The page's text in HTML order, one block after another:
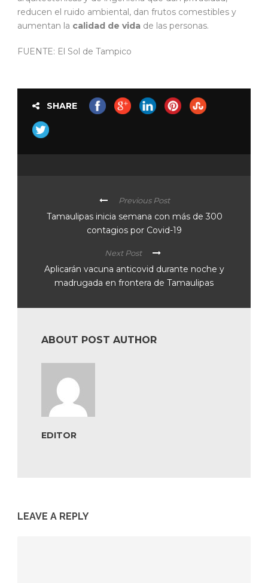
reducen el ruido ambiental, dan frutos comestibles y
aumentan la calidad de vida de las personas.
FUENTE: El Sol de Tampico
SHARE
Previous Post
Tamaulipas inicia semana con más de 300
contagios por Covid-19
Next Post
Aplicarán vacuna anticovid durante noche y
madrugada en frontera de Tamaulipas
ABOUT POST AUTHOR
EDITOR
LEAVE A REPLY